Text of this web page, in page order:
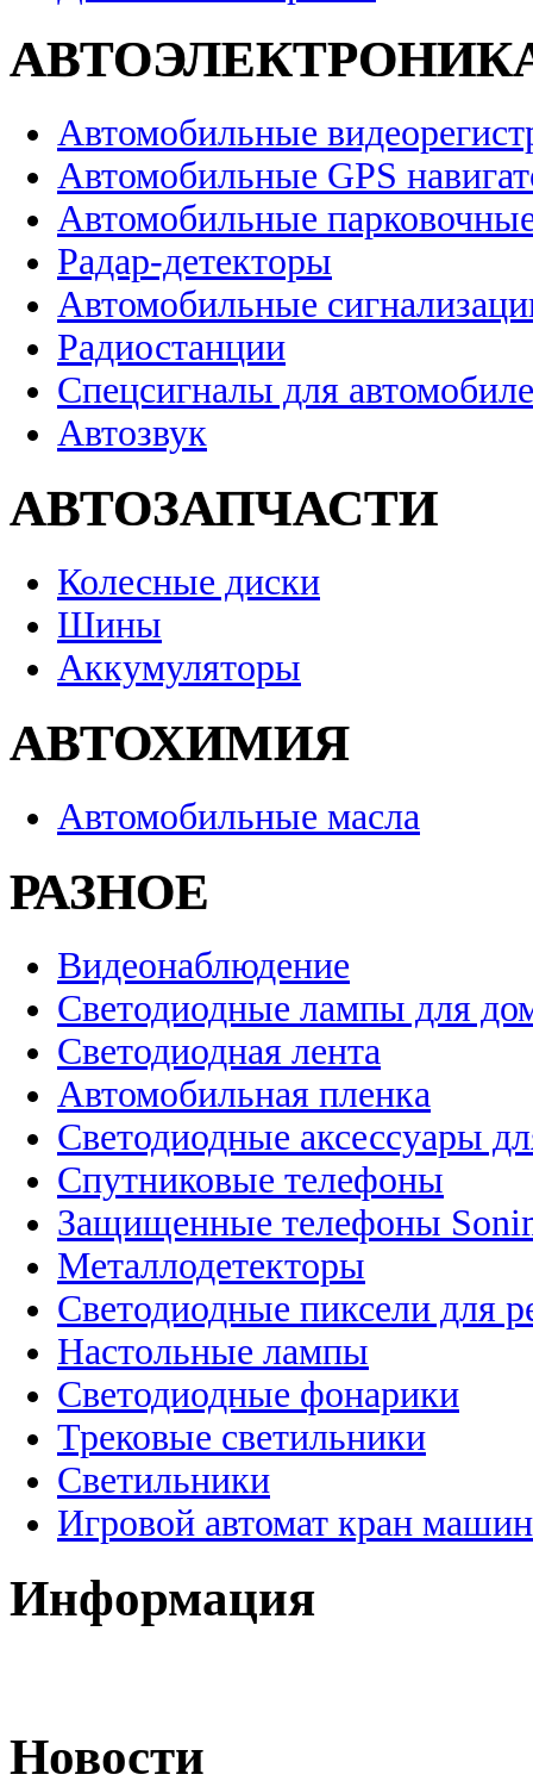
Автомобильные
Автомобильные GPS
Автомобильные
Радар-детекторы
Автомобильные
Радиостанции
Спецсигналы для
Автозвук
АВТОЗАПЧАСТИ
Колесные диски
Шины
Аккумуляторы
АВТОХИМИЯ
Автомобильные масла
РАЗНОЕ
Видеонаблюдение
Светодиодные лампы для
Светодиодная лента
Автомобильная пленка
Светодиодные аксессуары
Спутниковые телефоны
Защищенные телефоны
Металлодетекторы
Светодиодные пиксели для
Настольные лампы
Светодиодные фонарики
Трековые светильники
Светильники
Игровой автомат кран
Информация
Новости